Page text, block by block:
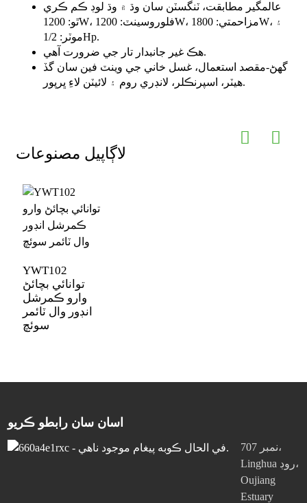
عالمگير مطابقت، ٽنگسٽن سان وڌ ۾ وڌ لوڊ ڪم ڪري
ٿو: 1200W، فلوروسينٽ: 1200W، مزاحمتي: 1800W، ۽
موٽر: 1/2Hp.
هڪ غير جانبدار تار جي ضرورت آهي.
گهڻ-مقصد استعمال، غسل خاني جي وينٽ فين سان گڏ
هيٽر، اسپرنڪلر، لانڊري روم ۽ لائيٽن لاءِ ڀرپور.
لاڳاپيل مصنوعات
YWT102
توانائي بچائڻ
وارو ڪمرشل
انڊور وال ٽائمر
سوئچ
اسان سان رابطو ڪريو
نمبر 707،
Linghua روڊ،
Oujiang
Estuary